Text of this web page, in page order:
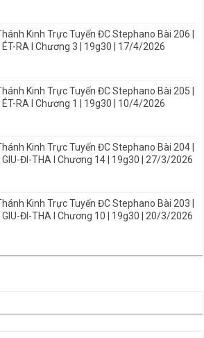
Kinh Trực Tuyến ĐC Stephano Bài 206 |
ÉT-RA I Chương 3 | 19g30 | 17/4/2026
Kinh Trực Tuyến ĐC Stephano Bài 205 |
ÉT-RA I Chương 1 | 19g30 | 10/4/2026
Kinh Trực Tuyến ĐC Stephano Bài 204 |
GIU-ĐI-THA I Chương 14 | 19g30 | 27/3/2026
Kinh Trực Tuyến ĐC Stephano Bài 203 |
GIU-ĐI-THA I Chương 10 | 19g30 | 20/3/2026